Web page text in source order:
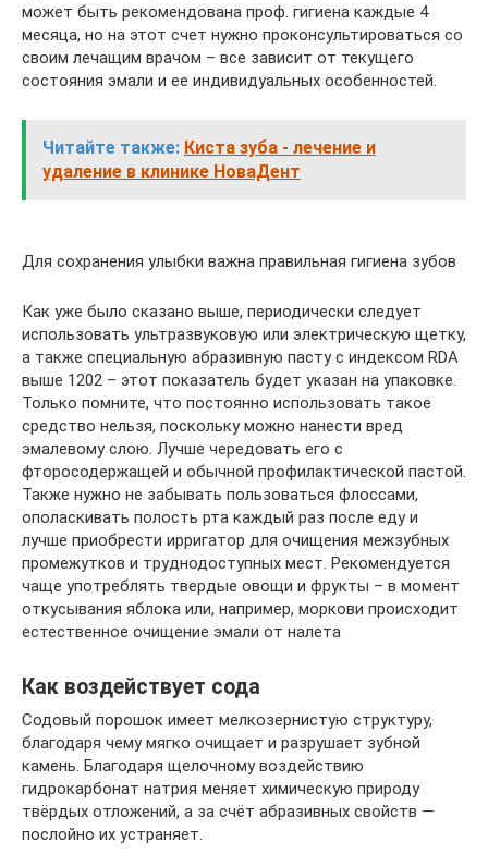
может быть рекомендована проф. гигиена каждые 4
месяца, но на этот счет нужно проконсультироваться со
своим лечащим врачом – все зависит от текущего
состояния эмали и ее индивидуальных особенностей.
Читайте также: Киста зуба - лечение и
удаление в клинике НоваДент
Для сохранения улыбки важна правильная гигиена зубов
Как уже было сказано выше, периодически следует
использовать ультразвуковую или электрическую щетку,
а также специальную абразивную пасту с индексом RDA
выше 1202 – этот показатель будет указан на упаковке.
Только помните, что постоянно использовать такое
средство нельзя, поскольку можно нанести вред
эмалевому слою. Лучше чередовать его с
фторосодержащей и обычной профилактической пастой.
Также нужно не забывать пользоваться флоссами,
ополаскивать полость рта каждый раз после еду и
лучше приобрести ирригатор для очищения межзубных
промежутков и труднодоступных мест. Рекомендуется
чаще употреблять твердые овощи и фрукты – в момент
откусывания яблока или, например, моркови происходит
естественное очищение эмали от налета
Как воздействует сода
Содовый порошок имеет мелкозернистую структуру,
благодаря чему мягко очищает и разрушает зубной
камень. Благодаря щелочному воздействию
гидрокарбонат натрия меняет химическую природу
твёрдых отложений, а за счёт абразивных свойств —
послойно их устраняет.